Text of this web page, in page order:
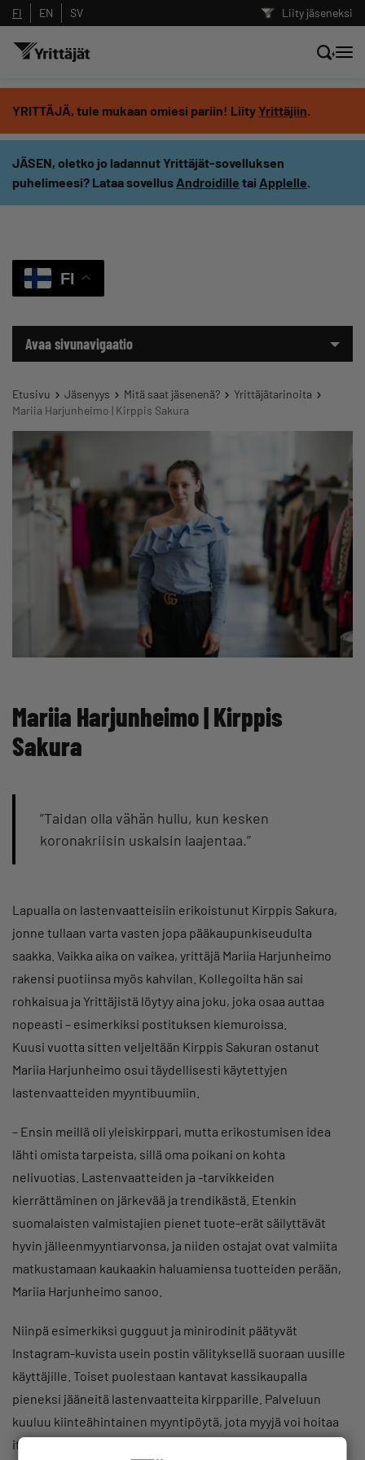
Liity jäseneksi
FI EN SV
YRITTÄJÄ, tule mukaan omiesi pariin! LiityYrittäjiin.
JÄSEN, oletko jo ladannut Yrittäjät-sovelluksen
puhelimeesi? Lataa sovellus Androidille tai Applelle.
FI
Avaa sivunavigaatio
Etusivu Jäsenyys Mitä saat jäsenenä?
Yrittäjätarinoita
Mariia Harjunheimo | Kirppis Sakura
Mariia Harjunheimo | Kirppis
Sakura
”Taidan olla vähän hullu, kun kesken
koronakriisin uskalsin laajentaa.”
Lapualla on lastenvaatteisiin erikoistunut Kirppis Sakura,
jonne tullaan varta vasten jopa pääkaupunkiseudulta
saakka. Vaikka aika on vaikea, yrittäjä Mariia Harjunheimo
rakensi puotiinsa myös kahvilan. Kollegoilta hän sai
rohkaisua ja Yrittäjistä löytyy aina joku, joka osaa auttaa
nopeasti – esimerkiksi postituksen kiemuroissa.
Kuusi vuotta sitten veljeltään Kirppis Sakuran ostanut
Mariia Harjunheimo osui täydellisesti käytettyjen
lastenvaatteiden myyntibuumiin.
– Ensin meillä oli yleiskirppari, mutta erikostumisen idea
lähti omista tarpeista, sillä oma poikani on kohta
nelivuotias. Lastenvaatteiden ja -tarvikkeiden
kierrättäminen on järkevää ja trendikästä. Etenkin
suomalaisten valmistajien pienet tuote-erät säilyttävät
hyvin jälleenmyyntiarvonsa, ja niiden ostajat ovat valmiita
matkustamaan kaukaakin haluamiensa tuotteiden perään,
Mariia Harjunheimo sanoo.
Niinpä esimerkiksi gugguut ja minirodinit päätyvät
Instagram-kuvista usein postin välityksellä suoraan uusille
käyttäjille. Toiset puolestaan kantavat kassikaupalla
pieneksi jääneitä lastenvaatteita kirpparille. Palveluun
kuuluu kiinteähintainen myyntipöytä, jota myyjä voi hoitaa
itse tai pyytää henkilökuntaa täydentämään. Myös
Hae sivustolta tai kysy suoraan
Yrittäjien tekoälyltä